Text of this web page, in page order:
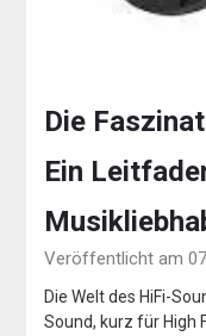
Die
Ein
Veröffentlicht am
Die Welt des HiFi-
Sound, kurz für High